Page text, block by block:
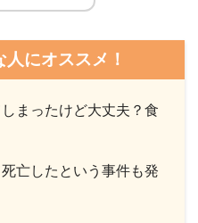
にオススメ！
まったけど大丈夫？食
亡したという事件も発